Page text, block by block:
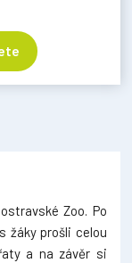
Zoo. Po
žáky prošli celou
a na závěr si